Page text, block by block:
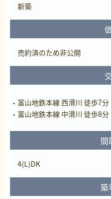
新築
売約済のため非公開
富山地鉄本線 西滑川 徒歩7分
富山地鉄本線 中滑川 徒歩8分
間
4(L)DK
築